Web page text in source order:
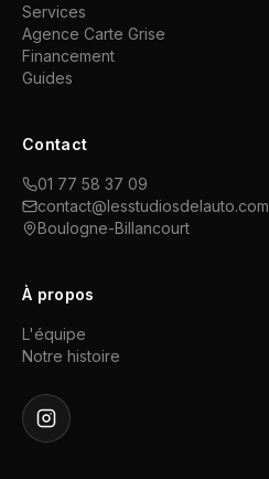
Services
Agence Carte Grise
Financement
Guides
Contact
01 77 58 37 09
contact@lesstudiosdelauto.com
Boulogne-Billancourt
À propos
L'équipe
Notre histoire